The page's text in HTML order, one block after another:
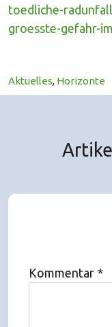
toedliche-
groesste-gefahr-
Aktuelles, Horizonte
Kommentar *